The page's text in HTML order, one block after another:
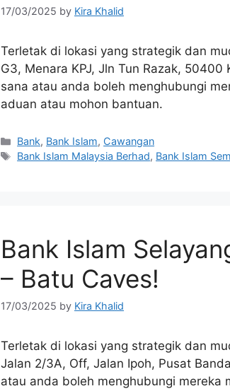
17/03/2025 by Kira Khalid
Terletak di lokasi yang strategik dan
G3, Menara KPJ, Jln Tun Razak,
sana atau anda boleh menghubungi
aduan atau mohon bantuan.
Categories
Bank, Bank Islam, Cawangan
Tags
Bank Islam Malaysia Berhad, Bank Islam
Bank Islam
– Batu Caves!
17/03/2025 by Kira Khalid
Terletak di lokasi yang strategik dan
Jalan 2/3A, Off, Jalan Ipoh, Pusat
atau anda boleh menghubungi mereka